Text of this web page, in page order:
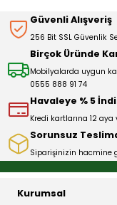
Güvenli Alışveriş
256 Bit SSL Güvenlik
Birçok Üründe
Mobilyalarda uygun
0555 888 91 74
Havaleye % 5
Kredi kartlarına 12
Sorunsuz
Siparişinizin hacmine
Kurumsal